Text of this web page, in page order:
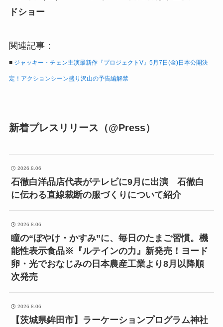
ドショー
関連記事：
■ ジャッキー・チェン主演最新作『プロジェクトV』5月7日(金)日本公開決
定！アクションシーン盛り沢山の予告編解禁
新着プレスリリース（@Press）
2026.8.06
石徹白洋品店代表がテレビに9月に出演 石徹白
に伝わる直線裁断の服づくりについて紹介
2026.8.06
瞳の“ぼやけ・かすみ”に、毎日のたまご習慣。機
能性表示食品※『ルテインの力』新発売！ヨード
卵・光でおなじみの日本農産工業より8月以降順
次発売
2026.8.06
【茨城県鉾田市】ラーケーションプログラム神社